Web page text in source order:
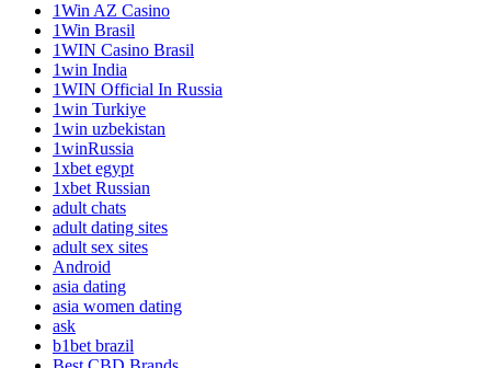
1Win AZ Casino
1Win Brasil
1WIN Casino Brasil
1win India
1WIN Official In Russia
1win Turkiye
1win uzbekistan
1winRussia
1xbet egypt
1xbet Russian
adult chats
adult dating sites
adult sex sites
Android
asia dating
asia women dating
ask
b1bet brazil